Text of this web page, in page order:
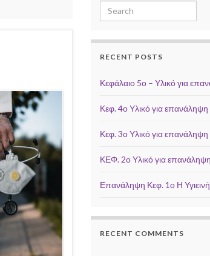
Search for:
RECENT POSTS
Κεφάλαιο 5ο – Υλικό για
Κεφ. 4ο Υλικό για επανάληψη
Κεφ. 3ο Υλικό για επανάληψη
ΚΕΦ. 2ο Υλικό για επανάληψη
Επανάληψη Κεφ. 1ο Η
RECENT COMMENTS